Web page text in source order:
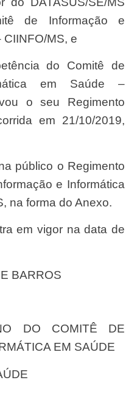
de Informação e
MS, e
em Saúde –
o seu Regimento
em 21/10/2019,
e Informática
na forma do Anexo.
BARROS
EM SAÚDE